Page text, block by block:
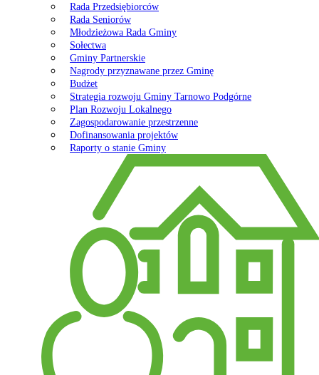
Rada Przedsiębiorców
Rada Seniorów
Młodzieżowa Rada Gminy
Sołectwa
Gminy Partnerskie
Nagrody przyznawane przez Gminę
Budżet
Strategia rozwoju Gminy Tarnowo Podgórne
Plan Rozwoju Lokalnego
Zagospodarowanie przestrzenne
Dofinansowania projektów
Raporty o stanie Gminy